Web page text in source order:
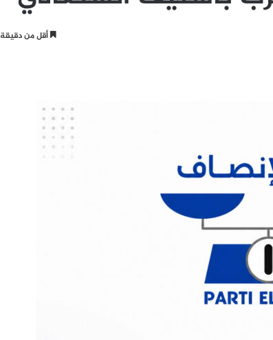
أقل من دقيقة